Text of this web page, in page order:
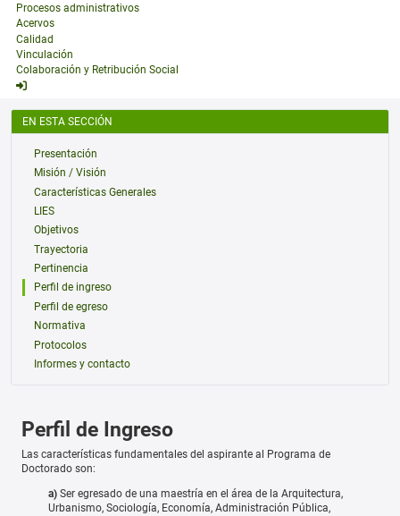
Procesos administrativos
Acervos
Calidad
Vinculación
Colaboración y Retribución Social
EN ESTA SECCIÓN
Presentación
Misión / Visión
Características Generales
LIES
Objetivos
Trayectoria
Pertinencia
Perfil de ingreso
Perfil de egreso
Normativa
Protocolos
Informes y contacto
Perfil de Ingreso
Las características fundamentales del aspirante al Programa de
Doctorado son:
a) Ser egresado de una maestría en el área de la Arquitectura,
Urbanismo, Sociología, Economía, Administración Pública,